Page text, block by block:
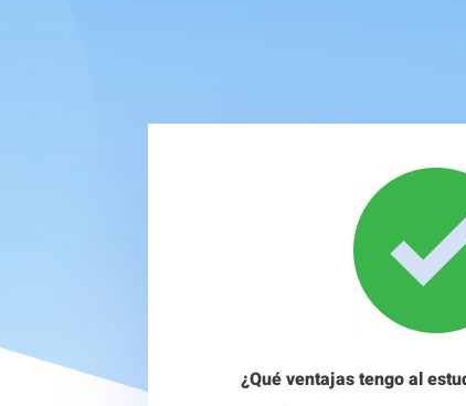
¿Qué ventajas tengo al